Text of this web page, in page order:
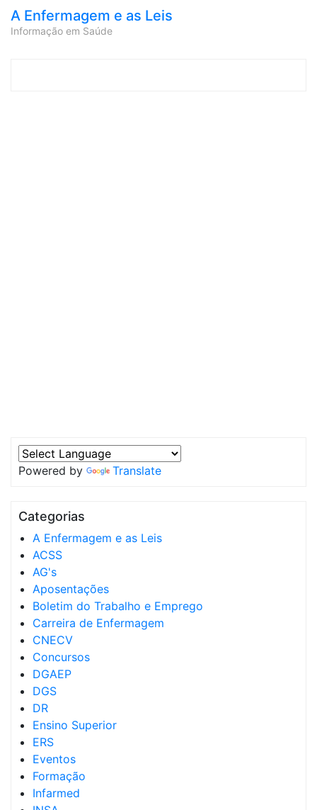
A Enfermagem e as Leis
Informação em Saúde
Powered by Translate
Categorias
A Enfermagem e as Leis
ACSS
AG's
Aposentações
Boletim do Trabalho e Emprego
Carreira de Enfermagem
CNECV
Concursos
DGAEP
DGS
DR
Ensino Superior
ERS
Eventos
Formação
Infarmed